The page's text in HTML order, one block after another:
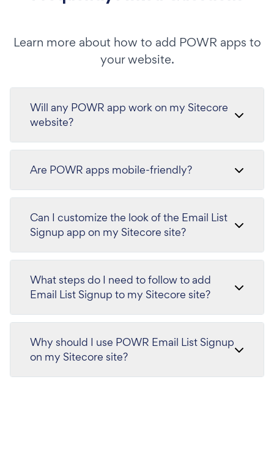
Learn more about how to add POWR apps to
your website.
Will any POWR app work on my Sitecore
website?
Are POWR apps mobile-friendly?
Can I customize the look of the Email List
Signup app on my Sitecore site?
What steps do I need to follow to add
Email List Signup to my Sitecore site?
Why should I use POWR Email List Signup
on my Sitecore site?